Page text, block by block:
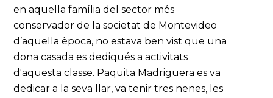
en aquella família del sector més
conservador de la societat de Montevideo
d’aquella època, no estava ben vist que una
dona casada es dediqués a activitats
d'aquesta classe. Paquita Madriguera es va
dedicar a la seva llar, va tenir tres nenes, les